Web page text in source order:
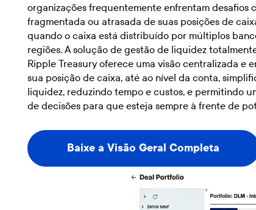
organizações frequentemente enfrentam desafios
fragmentada ou atrasada de suas posições de
quando o caixa está distribuído por múltiplos
regiões. A solução de gestão de liquidez
Ripple Treasury oferece uma visão centralizada e
sua posição de caixa, até ao nível da conta,
liquidez, reduzindo tempo e custos, e permitindo
de decisões para que esteja sempre à frente de
Baixe a Visão Geral Completa
Baixe a Visão Geral Completa